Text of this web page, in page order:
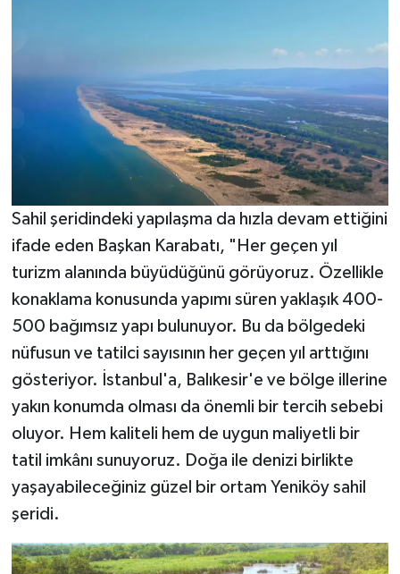
Sahil şeridindeki yapılaşma da hızla devam ettiğini
ifade eden Başkan Karabatı, "Her geçen yıl
turizm alanında büyüdüğünü görüyoruz. Özellikle
konaklama konusunda yapımı süren yaklaşık 400-
500 bağımsız yapı bulunuyor. Bu da bölgedeki
nüfusun ve tatilci sayısının her geçen yıl arttığını
gösteriyor. İstanbul'a, Balıkesir'e ve bölge illerine
yakın konumda olması da önemli bir tercih sebebi
oluyor. Hem kaliteli hem de uygun maliyetli bir
tatil imkânı sunuyoruz. Doğa ile denizi birlikte
yaşayabileceğiniz güzel bir ortam Yeniköy sahil
şeridi.